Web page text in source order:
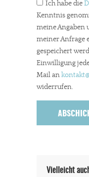
Dir gefällt
Ich habe die
Kenntnis
meine Angaben
meiner Anfrage
gespeichert
Einwilligung
Mail ankontakt
widerrufen.
Vielleicht